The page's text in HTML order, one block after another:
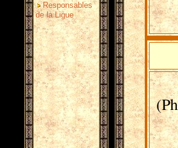
Responsables
de la Ligue